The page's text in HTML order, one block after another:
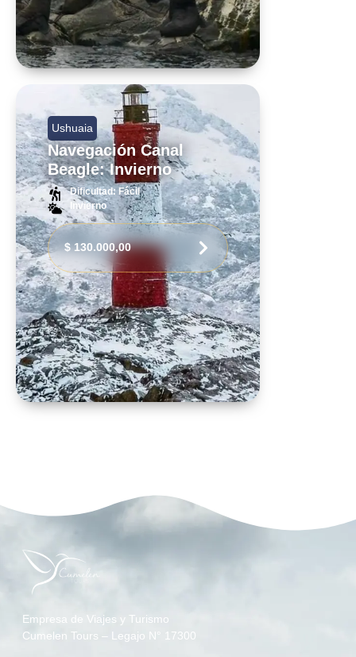
Ushuaia
Navegación Canal
Beagle: Invierno
Dificultad: Fácil
Invierno
$130.000,00
Empresa de Viajes y Turismo
Cumelen Tours – Legajo N° 17300